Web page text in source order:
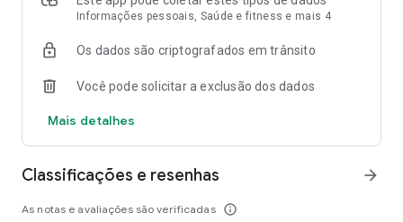
pontos vai ganhar no Scorecard. Assista os videos de futebol
coordenação e velocidade!
Conteúdo exclusivo: para além do treinamento profissional e
dos planos de treino funcional, o box-to-box tem videos de
inclui exercicios de futebol executados por Bellingham, Reus,
Informações pessoais, Saúde e fitness e mais 4
Os dados são criptografados em trânsito
Você pode solicitar a exclusão dos dados
Mais detalhes
Classificações e resenhas
As notas e avaliações são verificadas info_outline
arrow_forward